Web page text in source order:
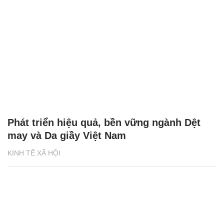
KINH TẾ XÃ HỘI
Phát triển hiệu quả, bền vững ngành Dệt
may và Da giầy Việt Nam